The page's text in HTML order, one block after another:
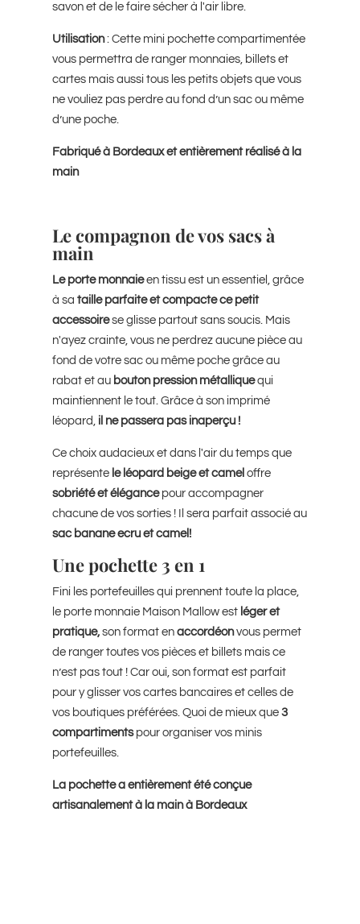
savon et de le faire sécher à l'air libre.
Utilisation: Cette mini pochette compartimentée
vous permettra de ranger monnaies, billets et
cartes mais aussi tous les petits objets que vous
ne vouliez pas perdre au fond d’un sac ou même
d’une poche.
Fabriqué à Bordeaux et entièrement réalisé à la
main
Le compagnon de vos sacs à
main
Le porte monnaie en tissu est un essentiel, grâce
à sa taille parfaite et compactece petit
accessoirese glisse partout sans soucis. Mais
n'ayez crainte, vous ne perdrez aucune pièce au
fond de votre sac ou même poche grâce au
rabat et aubouton pression métalliquequi
maintiennent le tout. Grâce à son imprimé
léopard, il ne passera pas inaperçu !
Ce choix audacieux et dans l'air du temps que
représente le léopard beige et camel offre
sobriété et élégancepour accompagner
chacune de vos sorties ! Il sera parfait associé au
sac banane ecru et camel!
Une pochette 3 en 1
Fini les portefeuilles qui prennent toute la place,
le porte monnaie Maison Mallow est léger et
pratique,son format en accordéonvous permet
de ranger toutes vos pièces et billets mais ce
n’est pas tout ! Car oui, son format est parfait
pour y glisser vos cartes bancaires et celles de
vos boutiques préférées. Quoi de mieux que 3
compartiments pour organiser vos minis
portefeuilles.
La pochette a entièrement été conçue
artisanalement à la main à Bordeaux